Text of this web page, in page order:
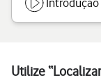
Introdução
Utilize